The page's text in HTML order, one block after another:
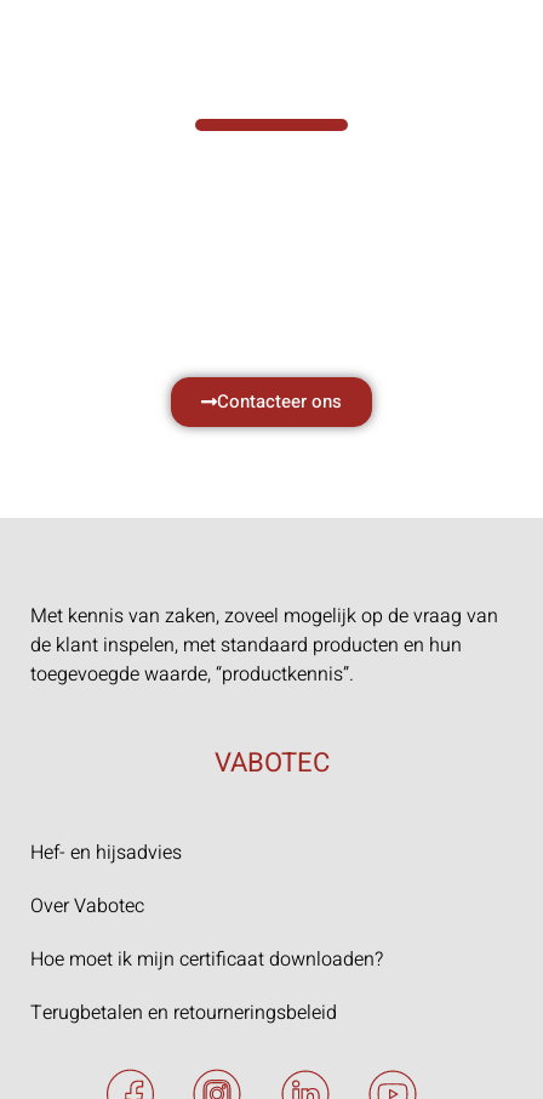
Contacteer ons
Met kennis van zaken, zoveel mogelijk op de vraag van
de klant inspelen, met standaard producten en hun
toegevoegde waarde, “productkennis”.
VABOTEC
Hef- en hijsadvies
Over Vabotec
Hoe moet ik mijn certificaat downloaden?
Terugbetalen en retourneringsbeleid